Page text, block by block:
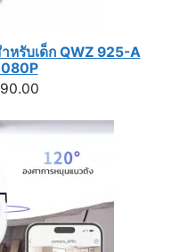
หรับเด็ก QWZ 925-A
Current
is:
฿790.00.